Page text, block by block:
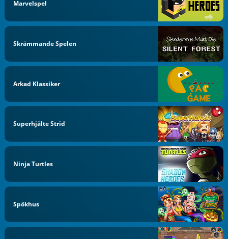
Marvelspel
Skrämmande Spelen
Arkad Klassiker
Superhjälte Strid
Ninja Turtles
Spökhus